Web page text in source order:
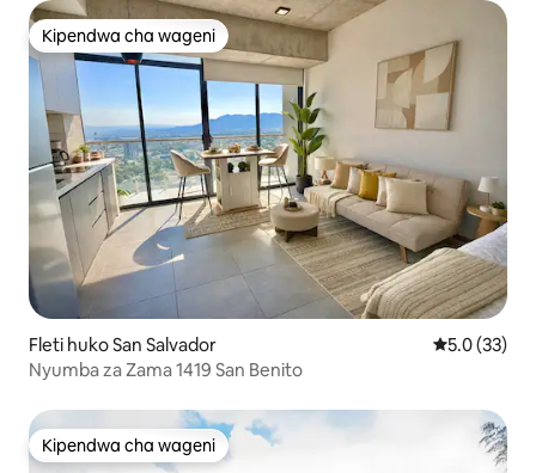
Kipendwa cha wageni
Kipendwa cha wageni
Fleti huko San Salvador Ukadiriaji
5.0 (33)
Nyumba za Zama 1419 San Benito
Kipendwa cha wageni
Kipendwa cha wageni